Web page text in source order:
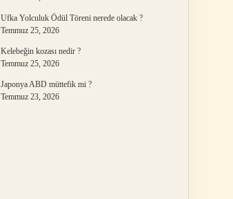
Ufka Yolculuk Ödül Töreni nerede olacak ?
Temmuz 25, 2026
Kelebeğin kozası nedir ?
Temmuz 25, 2026
Japonya ABD müttefik mi ?
Temmuz 23, 2026